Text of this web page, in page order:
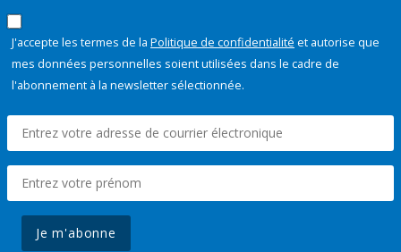
J'accepte les termes de la Politique de confidentialité et autorise que
mes données personnelles soient utilisées dans le cadre de
l'abonnement à la newsletter sélectionnée.
Je m'abonne